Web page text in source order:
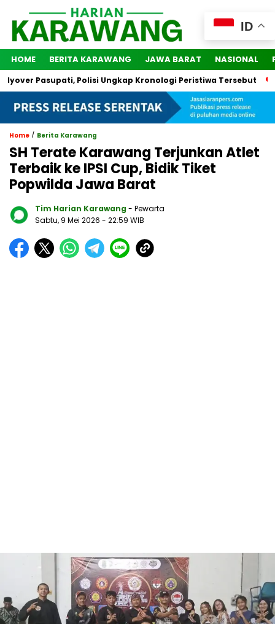
HOME BERITA KARAWANG JAWA BARAT NASIONAL
Pasupati, Polisi Ungkap Kronologi Peristiwa Tersebut 2
Home / Berita Karawang
SH Terate Karawang Terjunkan Atlet
Terbaik ke IPSI Cup, Bidik Tiket
Popwilda Jawa Barat
Tim Harian Karawang - Pewarta
Sabtu, 9 Mei 2026 - 22:59 WIB
ID